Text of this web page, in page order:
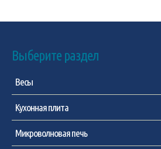
Выберите раздел
Весы
Кухонная плита
Микроволновая печь